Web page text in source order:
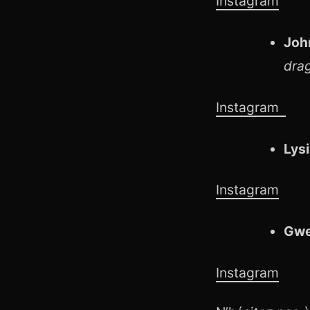
Instagram
Instagram
Instagram